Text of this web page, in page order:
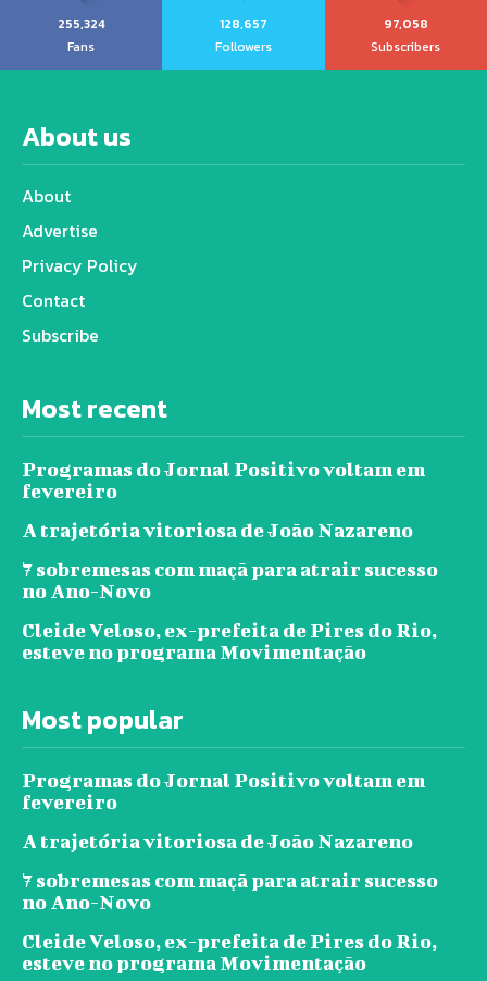
255,324
Fans
128,657
Followers
97,058
Subscribers
About us
About
Advertise
Privacy Policy
Contact
Subscribe
Most recent
Programas do Jornal Positivo voltam em
fevereiro
A trajetória vitoriosa de João Nazareno
7 sobremesas com maçã para atrair sucesso
no Ano-Novo
Cleide Veloso, ex-prefeita de Pires do Rio,
esteve no programa Movimentação
Most popular
Programas do Jornal Positivo voltam em
fevereiro
A trajetória vitoriosa de João Nazareno
7 sobremesas com maçã para atrair sucesso
no Ano-Novo
Cleide Veloso, ex-prefeita de Pires do Rio,
esteve no programa Movimentação